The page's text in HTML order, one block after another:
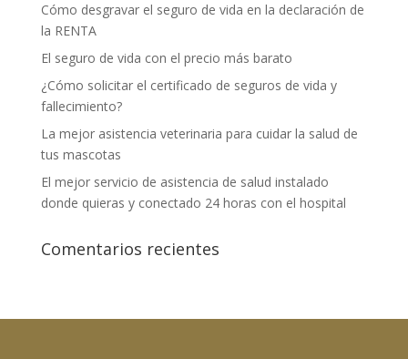
Cómo desgravar el seguro de vida en la declaración de
la RENTA
El seguro de vida con el precio más barato
¿Cómo solicitar el certificado de seguros de vida y
fallecimiento?
La mejor asistencia veterinaria para cuidar la salud de
tus mascotas
El mejor servicio de asistencia de salud instalado
donde quieras y conectado 24 horas con el hospital
Comentarios recientes